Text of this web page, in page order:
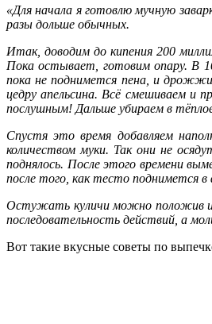
«Для начала я готовлю мучную
разы дольше обычных.
Итак, доводим до кипения 200
Пока остывает, готовим опару. В
пока не поднимется пена, и
цедру апельсина. Всё смешиваем и
послушным! Дальше убираем в
Спустя это время добавляем
количеством муки. Так они не
поднялось. После этого времени
после того, как тесто поднимется в
Остужать куличи можно положив их
последовательность действий, а
Вот такие вкусные советы по